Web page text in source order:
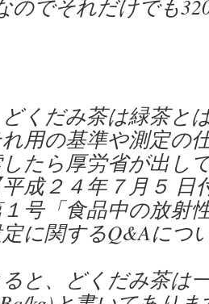
のでそれだけでも
くだみ茶は緑茶と
用の基準や測定の
たら厚労省が出し
成２４年７月５ 日
１号「食品中の放射
に関するQ&Aにつ
と、どくだみ茶は